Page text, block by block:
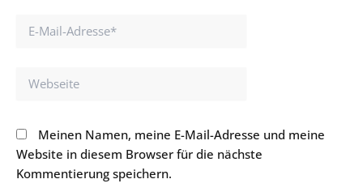
Webseite
Meinen Namen, meine E-Mail-Adresse und meine
Website in diesem Browser für die nächste
Kommentierung speichern.